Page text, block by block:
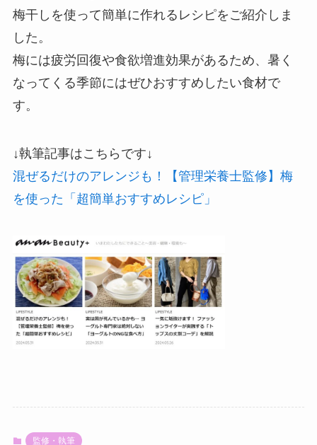
梅干しを使って簡単に作れるレシピをご紹介しま
した。
梅には疲労回復や食欲増進効果があるため、暑く
なってくる季節にはぜひおすすめしたい食材で
す。
↓執筆記事はこちらです↓
混ぜるだけのアレンジも！【管理栄養士監修】梅
を使った「超簡単おすすめレシピ」
監修・執筆